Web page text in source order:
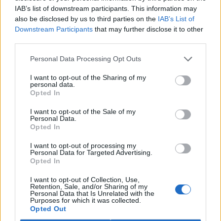
IAB’s list of downstream participants. This information may
also be disclosed by us to third parties on the IAB’s List of
Downstream Participants that may further disclose it to other
Personal Data Processing Opt Outs
I want to opt-out of the Sharing of my
personal data.
Opted In
I want to opt-out of the Sale of my
Personal Data.
Opted In
I want to opt-out of processing my
Personal Data for Targeted Advertising.
Opted In
I want to opt-out of Collection, Use,
Retention, Sale, and/or Sharing of my
Personal Data that Is Unrelated with the
Purposes for which it was collected.
Opted Out
se zapojí do akcí pro ochranu životního prostředí
Aktualizováno
25.3.2026 | PRAHA (Ekolist.cz )
Hodina Země - letos proběhne
roce 2007 v Austrálii,
symbolickým zhasnutím světel na jednu hodinu. Letos se tak
uskuteční už podvacáté. V průběhu let se akce rozšířila do více než
nabízí řadu možností, jak se mohou obce, firmy, různé kolektivy i
jednotlivci zapojit a věnovat 60 minut něčemu pozitivnímu nejen
pro planetu a pro své okolí, ale také pro sebe.
Organizace dTest připravila publikaci Chemie v
domácnosti o rizikových látkách v našich bytech
20.3.2026 | PRAHA ( Ekolist.cz)
Většina lidí si pod slovem
chemie představí laboratoř
plnou toxických látek, ne